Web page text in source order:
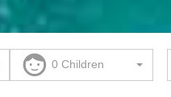
0 Children